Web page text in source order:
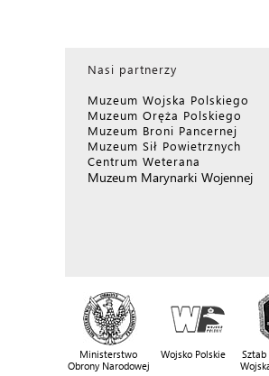
Nasi partnerzy
Muzeum Wojska Polskiego
Muzeum Oręża Polskiego
Muzeum Broni Pancernej
Muzeum Sił Powietrznych
Centrum Weterana
Muzeum Marynarki Wojennej
Ministerstwo
Obrony Narodowej
Wojsko Polskie
Sztab